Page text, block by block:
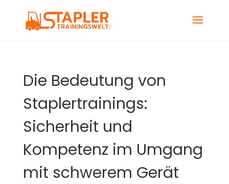
Die Bedeutung von
Staplertrainings:
Sicherheit und
Kompetenz im Umgang
mit schwerem Gerät